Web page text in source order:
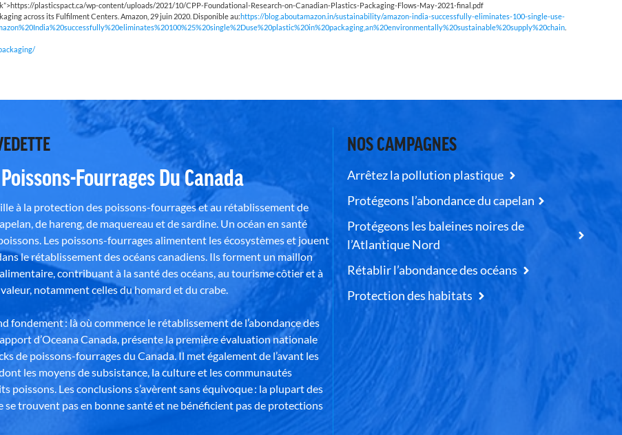
plasticspact.ca/wp-content/uploads/2021/10/CPP-Foundational-Research-on-Canadian-Plastics-Packaging-Flows-May-2021-final.pdf
across its Fulfilment Centers. Amazon, 29 juin 2020. Disponible au:https://blog.aboutamazon.in/sustainability/amazon-india-successfully-eliminates-100-single-use-
Fourrages Du Canada
à la protection des poissons-fourrages et au rétablissement de
de hareng, de maquereau et de sardine. Un océan en santé
Les poissons-fourrages alimentent les écosystèmes et jouent
le rétablissement des océans canadiens. Ils forment un maillon
contribuant à la santé des océans, au tourisme côtier et à
notamment celles du homard et du crabe.
fondement : là où commence le rétablissement de l’abondance des
d’Oceana Canada, présente la première évaluation nationale
de poissons-fourrages du Canada. Il met également de l’avant les
les moyens de subsistance, la culture et les communautés
poissons. Les conclusions s’avèrent sans équivoque : la plupart des
se trouvent pas en bonne santé et ne bénéficient pas de protections
NOS CAMPAGNES
Arrêtez la pollution plastique
Protégeons l’abondance du capelan
Protégeons les baleines noires de
l’Atlantique Nord
Rétablir l’abondance des océans
Protection des habitats